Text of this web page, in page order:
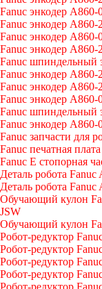
Fanuc энкодер A860-
Fanuc энкодер A860-
Fanuc энкодер A860-
Fanuc энкодер A860-
Fanuc шпиндельный
Fanuc энкодер A860-
Fanuc энкодер A860-
Fanuc энкодер A860-
Fanuc шпиндельный
Fanuc энкодер A860-
Fanuc запчасти для
Fanuc печатная
Fanuc E стопорная
Деталь робота Fanuc
Деталь робота
Обучающий кулон
JSW
Обучающий кулон
Робот-редуктор
Робот-редуктор
Робот-редуктор
Робот-редуктор
Робот-редуктор